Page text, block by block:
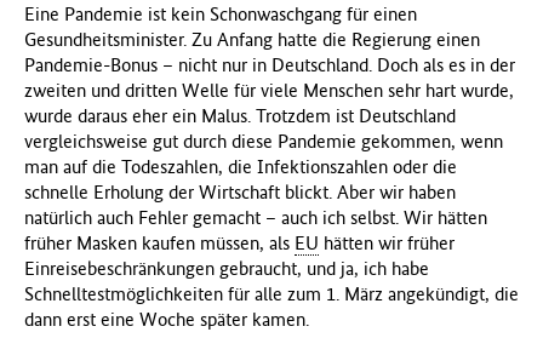
Eine Pandemie ist kein Schonwaschgang für einen
Gesundheitsminister. Zu Anfang hatte die Regierung einen
Pandemie-Bonus – nicht nur in Deutschland. Doch als es in der
zweiten und dritten Welle für viele Menschen sehr hart wurde,
wurde daraus eher ein Malus. Trotzdem ist Deutschland
vergleichsweise gut durch diese Pandemie gekommen, wenn
man auf die Todeszahlen, die Infektionszahlen oder die
schnelle Erholung der Wirtschaft blickt. Aber wir haben
natürlich auch Fehler gemacht – auch ich selbst. Wir hätten
früher Masken kaufen müssen, als EU hätten wir früher
Einreisebeschränkungen gebraucht, und ja, ich habe
Schnelltestmöglichkeiten für alle zum 1. März angekündigt, die
dann erst eine Woche später kamen.